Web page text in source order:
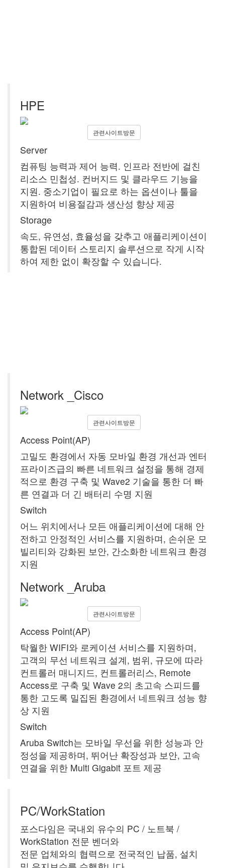
HPE
관련사이트방문
Server
컴퓨팅 능력과 제어 능력. 인프라 전반에 걸친
리소스 민첩성. 컨버지드 및 클라우드 기능을
지원. 중소기업이 필요로 하는 옵션이나 툴을
지원하여 비용절감과 생산성 향상 제공
Storage
속도, 유연성, 효율성을 갖추고 애플리케이션이
통합된 데이터 스토리지 솔루션으로 작게 시작
하여 제한 없이 확장할 수 있습니다.
Network _Cisco
관련사이트방문
Access Point(AP)
고밀도 환경에서 자동 모바일 환경 개선과 엔터
프라이즈급의 빠른 네트워크 설정을 통해 경제
적으로 환경 구축 및 Wave2 기술을 통한 더 빠
른 연결과 더 긴 배터리 수명 지원
Switch
어느 위치에서나 모든 애플리케이션에 대해 안
전하고 안정적인 서비스를 지원하며, 손쉬운 모
빌리티와 강화된 보안, 간소화한 네트워크 환경
지원
Network _Aruba
관련사이트방문
Access Point(AP)
탁월한 WIFI와 로케이션 서비스를 지원하며,
고객의 무선 네트워크 설계, 범위, 규모에 따라
컨트롤러 매니지드, 컨트롤러리스, Remote
Access로 구축 및 Wave 2의 초고속 스피드를
통한 고도록 밀집된 환경에서 네트워크 성능 향
상 지원
Switch
Aruba Switch는 모바일 우선을 위한 성능과 안
정성을 제공하며, 뛰어난 확장성과 보안, 고속
연결을 위한 Multi Gigabit 포트 제공
PC/WorkStation
포스다임은 국내외 유수의 PC / 노트북 /
WorkStation 전문 벤더와
전문 업체와의 협력으로 전국적인 납품, 설치